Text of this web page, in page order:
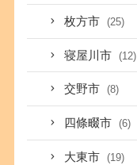
枚方市 (25)
寝屋川市 (12)
交野市 (8)
四條畷市 (6)
大東市 (19)